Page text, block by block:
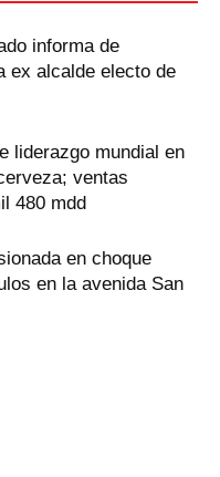
informa de
ex alcalde electo de
liderazgo mundial en
ventas
480 mdd
en choque
en la avenida San